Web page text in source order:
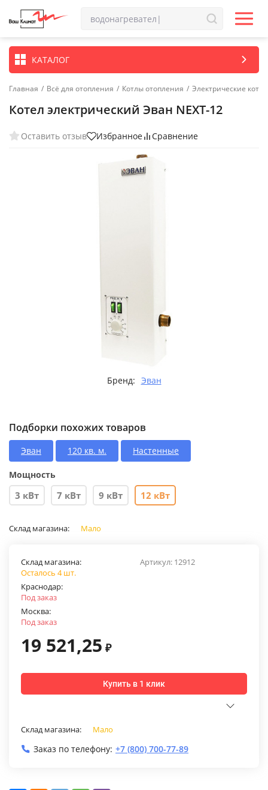
КАТАЛОГ
Главная / Всё для отопления / Котлы отопления / Электрические котлы
Котел электрический Эван NEXT-12
Оставить отзыв Избранное Сравнение
Бренд: Эван
Подборки похожих товаров
Эван 120 кв. м. Настенные
Мощность
3 кВт 7 кВт 9 кВт 12 кВт
Склад магазина: Мало
Артикул: 12912
Склад магазина:
Осталось 4 шт.
Краснодар:
Под заказ
Москва:
Под заказ
19 521,25 ₽
Купить в 1 клик
Склад магазина: Мало
Заказ по телефону: +7 (800) 700-77-89